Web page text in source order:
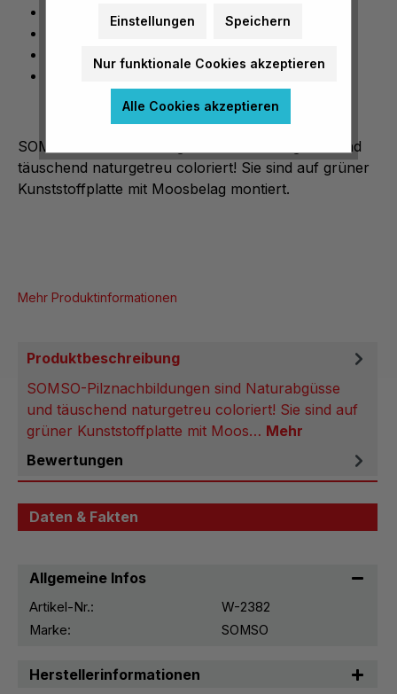
Naturabguss
täuschend naturgetreu coloriert
auf grüner Kunststoffplatte mit Moosbelag
SOMSO-Pilznachbildungen sind Naturabgüsse und
täuschend naturgetreu coloriert! Sie sind auf grüner
Kunststoffplatte mit Moosbelag montiert.
Mehr Produktinformationen
Produktbeschreibung
SOMSO-Pilznachbildungen sind Naturabgüsse
und täuschend naturgetreu coloriert! Sie sind auf
grüner Kunststoffplatte mit Moos… Mehr
Bewertungen
Daten & Fakten
Allgemeine Infos
Artikel-Nr.:
W-2382
Marke:
SOMSO
Herstellerinformationen
Einstellungen Speichern
Nur funktionale Cookies akzeptieren
Alle Cookies akzeptieren